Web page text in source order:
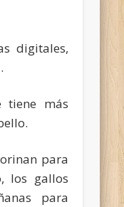
digitales,
tiene más
para
los gallos
para